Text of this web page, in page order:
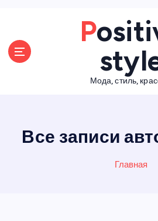
Positive
Мода, стиль,
Все записи
Главная